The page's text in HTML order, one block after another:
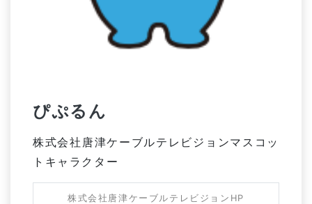
ぴぷるん
株式会社唐津ケーブルテレビジョンマスコッ
トキャラクター
株式会社唐津ケーブルテレビジョンHP